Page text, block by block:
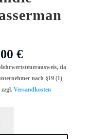
€
da
nach §19 (1)
zzgl.Versandkosten